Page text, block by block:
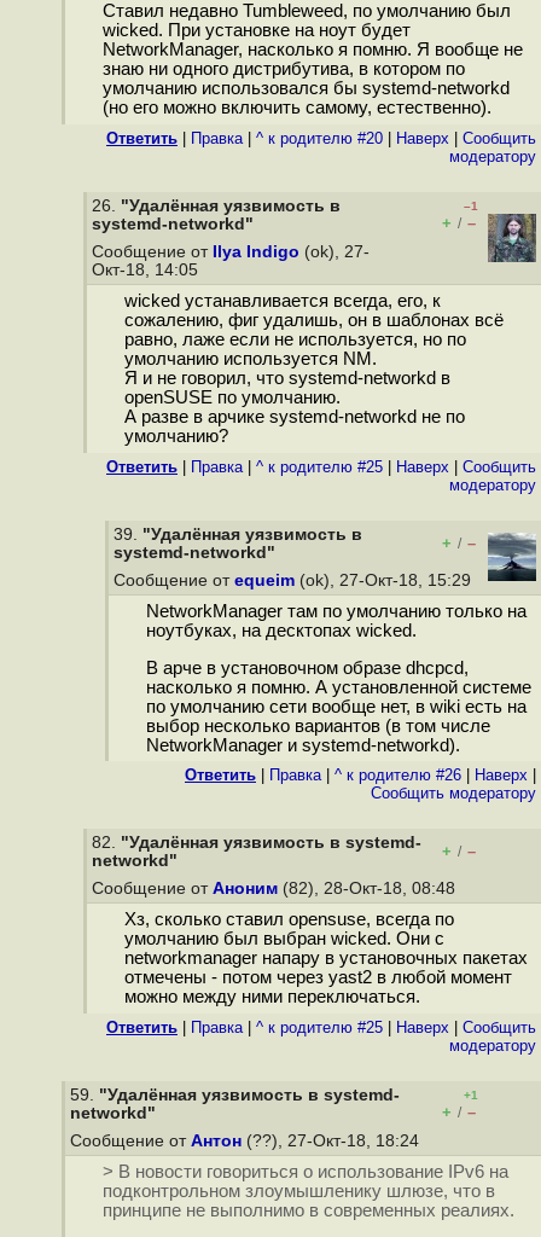
Ставил недавно Tumbleweed, по умолчанию был
wicked. При установке на ноут будет
NetworkManager, насколько я помню. Я вообще не
знаю ни одного дистрибутива, в котором по
умолчанию использовался бы systemd-networkd
(но его можно включить самому, естественно).
Ответить Правка| ^ к родителю #20 Наверх
Cообщить
модератору
26. "Удалённая уязвимость в
systemd-networkd"
–1
+ / –
Сообщение от
Ilya Indigo (ok), 27-
Окт-18, 14:05
wicked устанавливается всегда, его, к
сожалению, фиг удалишь, он в шаблонах всё
равно, лаже если не используется, но по
умолчанию используется NM.
Я и не говорил, что systemd-networkd в
openSUSE по умолчанию.
А разве в арчике systemd-networkd не по
умолчанию?
Ответить Правка| ^ к родителю #25 Наверх
Cообщить
модератору
39. "Удалённая уязвимость в
systemd-networkd"
+ / –
Сообщение от equeim (ok), 27-Окт-18, 15:29
NetworkManager там по умолчанию только на
ноутбуках, на десктопах wicked.
В арче в установочном образе dhcpcd,
насколько я помню. А установленной системе
по умолчанию сети вообще нет, в wiki есть на
выбор несколько вариантов (в том числе
NetworkManager и systemd-networkd).
Ответить Правка| ^ к родителю #26 Наверх
Cообщить модератору
82. "Удалённая уязвимость в systemd-
networkd"
+ / –
Сообщение от Аноним (82), 28-Окт-18, 08:48
Хз, сколько ставил opensuse, всегда по
умолчанию был выбран wicked. Они с
networkmanager напару в установочных пакетах
отмечены - потом через yast2 в любой момент
можно между ними переключаться.
Ответить Правка| ^ к родителю #25 Наверх
Cообщить
модератору
59. "Удалённая уязвимость в systemd-
networkd"
+1
+ / –
Сообщение от Антон (??), 27-Окт-18, 18:24
> В новости говориться о использование IPv6 на
подконтрольном злоумышленику шлюзе, что в
принципе не выполнимо в современных реалиях.